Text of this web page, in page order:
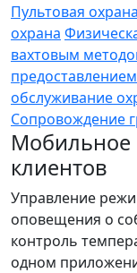
Пультовая охрана
охрана
вахтовым
обслуживание
Сопровождение
Мобильное
клиентов
Управление
оповещения о
контроль
одном